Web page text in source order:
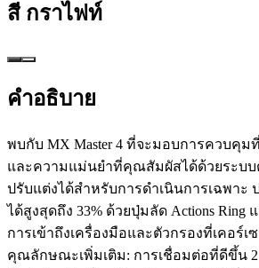
สี กราไฟท์
คำอธิบาย
พบกับ MX Master 4 ที่จะมอบการควบคุ
และความแม่นยำที่คุณสัมผัสได้ด้วยระบ
ปรับแต่งได้สำหรับการดำเนินการเฉพาะ
ได้สูงสุดถึง 33% ด้วยปุ่มลัด Actions Ring
การเข้าถึงเครื่องมือและตัวกรองที่เคอร์
คุณลักษณะเพิ่มเติม: การเชื่อมต่อที่ดีขึ้น 2